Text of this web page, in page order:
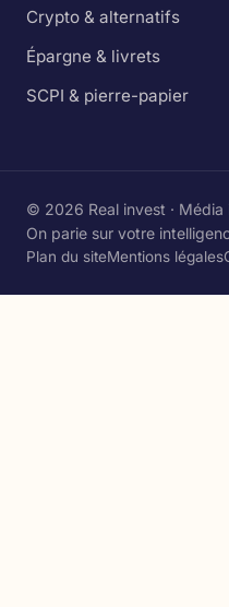
Crypto & alternatifs
Épargne & livrets
SCPI & pierre-papier
© 2026 Real invest · Média
On parie sur votre
Plan du siteMentions légales